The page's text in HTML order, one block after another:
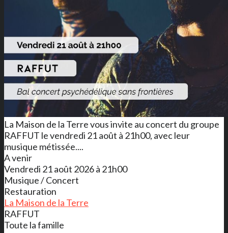
La Maison de la Terre vous invite au concert du groupe
RAFFUT le vendredi 21 août à 21h00, avec leur
musique métissée....
A venir
Vendredi 21 août 2026 à 21h00
Musique / Concert
Restauration
La Maison de la Terre
RAFFUT
Toute la famille